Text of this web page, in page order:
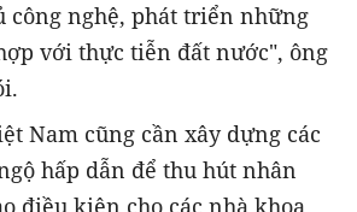
công nghệ, phát triển những
với thực tiễn đất nước", ông
Nam cũng cần xây dựng các
hấp dẫn để thu hút nhân